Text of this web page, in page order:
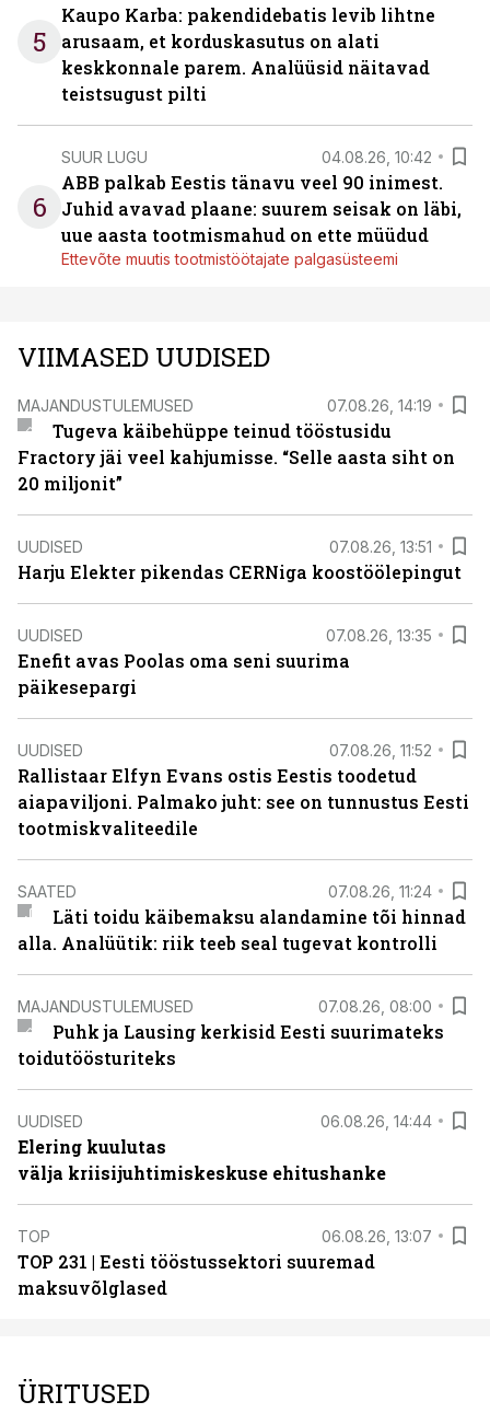
5
Kaupo Karba: pakendidebatis levib lihtne
arusaam, et korduskasutus on alati
keskkonnale parem. Analüüsid näitavad
teistsugust pilti
6
SUUR LUGU 04.08.26, 10:42
ABB palkab Eestis tänavu veel 90 inimest.
Juhid avavad plaane: suurem seisak on läbi,
uue aasta tootmismahud on ette müüdud
Ettevõte muutis tootmistöötajate palgasüsteemi
VIIMASED UUDISED
MAJANDUSTULEMUSED 07.08.26, 14:19
Tugeva käibehüppe teinud tööstusidu
Fractory jäi veel kahjumisse. “Selle aasta siht on
20 miljonit”
UUDISED 07.08.26, 13:51
Harju Elekter pikendas CERNiga koostöölepingut
UUDISED 07.08.26, 13:35
Enefit avas Poolas oma seni suurima
päikesepargi
UUDISED 07.08.26, 11:52
Rallistaar Elfyn Evans ostis Eestis toodetud
aiapaviljoni. Palmako juht: see on tunnustus Eesti
tootmiskvaliteedile
SAATED 07.08.26, 11:24
Läti toidu käibemaksu alandamine tõi hinnad
alla. Analüütik: riik teeb seal tugevat kontrolli
MAJANDUSTULEMUSED 07.08.26, 08:00
Puhk ja Lausing kerkisid Eesti suurimateks
toidutöösturiteks
UUDISED 06.08.26, 14:44
Elering kuulutas
välja kriisijuhtimiskeskuse ehitushanke
TOP 06.08.26, 13:07
TOP 231 | Eesti tööstussektori suuremad
maksuvõlglased
ÜRITUSED